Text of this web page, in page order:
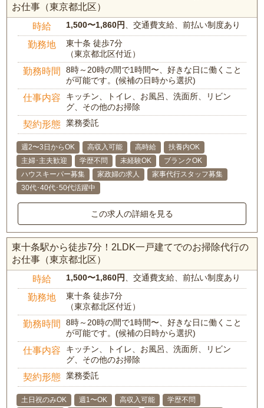
お仕事（東京都北区）
時給 1,500〜1,860円 、交通費支給、前払い制度あり
勤務地
東十条 徒歩7分
（東京都北区付近）
勤務時間
8時～20時の間で1時間〜、好きな日に働くこと
が可能です。(候補の日時から選択)
仕事内容
キッチン、トイレ、お風呂、洗面所、リビン
グ、その他のお掃除
契約形態 業務委託
週2〜3日からOK 高収入可能 高時給
扶養内OK
主婦･主夫歓迎
学歴不問 未経験OK
ブランクOK
ハウスキーパー募集
家政婦の求人
家事代行スタッフ募集
30代･40代･50代活躍中
この求人の詳細を見る
東十条駅から徒歩7分！2LDK一戸建てでのお掃除代行の
お仕事（東京都北区）
時給 1,500〜1,860円 、交通費支給、前払い制度あり
勤務地
東十条 徒歩7分
（東京都北区付近）
勤務時間
8時～20時の間で1時間〜、好きな日に働くこと
が可能です。(候補の日時から選択)
仕事内容
キッチン、トイレ、お風呂、洗面所、リビン
グ、その他のお掃除
契約形態 業務委託
土日祝のみOK 週1〜OK 高収入可能
学歴不問